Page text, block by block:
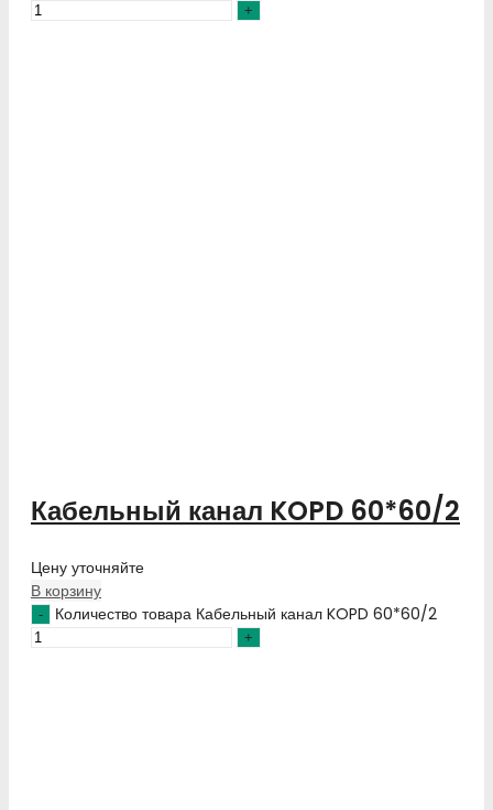
Кабельный канал KOPD 60*60/2
Цену уточняйте
В корзину
Количество товара Кабельный канал KOPD 60*60/2